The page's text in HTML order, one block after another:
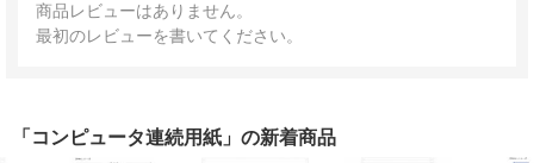
商品レビューはありません。
最初のレビューを書いてください。
「コンピュータ連続用紙」の新着商品